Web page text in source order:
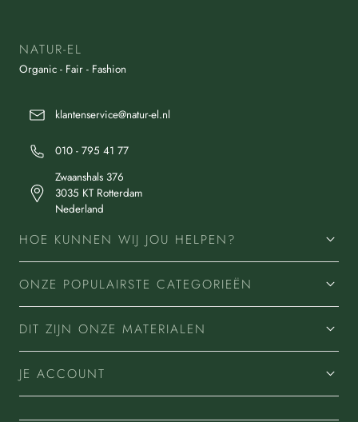
NATUR-EL
Organic - Fair - Fashion
klantenservice@natur-el.nl
010 - 795 41 77
Zwaanshals 376
3035 KT Rotterdam
Nederland
HOE KUNNEN WIJ JOU HELPEN?
ONZE POPULAIRSTE CATEGORIEËN
DIT ZIJN ONZE MATERIALEN
JE ACCOUNT